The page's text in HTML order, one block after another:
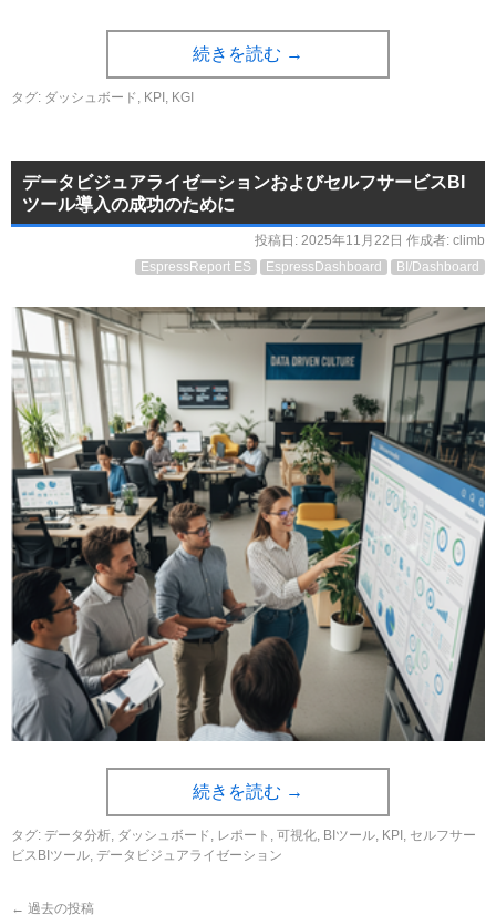
続きを読む →
タグ: ダッシュボード, KPI , KGI
データビジュアライゼーションおよびセルフサービスBI
ツール導入の成功のために
投稿日: 2025年11月22日 作成者: climb
EspressReport ES
EspressDashboard BI/Dashboard
続きを読む →
タグ: データ分析 ダッシュボード レポート 可視化 BIツール KPI セルフサー
ビスBIツール データビジュアライゼーション
← 過去の投稿